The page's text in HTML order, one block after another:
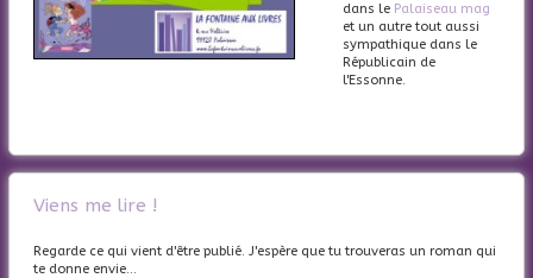
dans le Palaiseau mag
et un autre tout aussi
sympathique dans le
Républicain de
l'Essonne.
Viens me lire !
Regarde ce qui vient d'être publié. J'espère que tu trouveras un roman qui
te donne envie...